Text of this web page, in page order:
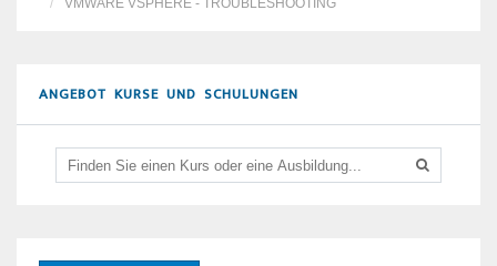
VMWARE VSPHERE - TROUBLESHOOTING
ANGEBOT KURSE UND SCHULUNGEN